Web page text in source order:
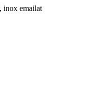
inox emailat